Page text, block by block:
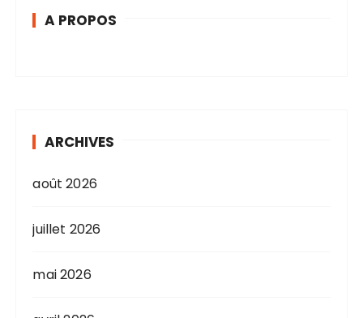
A PROPOS
ARCHIVES
août 2026
juillet 2026
mai 2026